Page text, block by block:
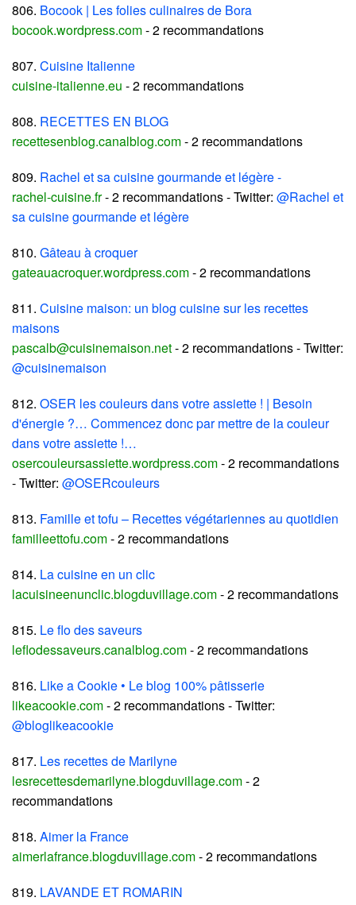
806. Bocook | Les folies culinaires de Bora
bocook.wordpress.com- 2 recommandations
807. Cuisine Italienne
cuisine-italienne.eu - 2 recommandations
808. RECETTES EN BLOG
recettesenblog.canalblog.com- 2 recommandations
809. Rachel et sa cuisine gourmande et légère -
rachel-cuisine.fr- 2 recommandations - Twitter: @Rachel et
sa cuisine gourmande et légère
810. Gâteau à croquer
gateauacroquer.wordpress.com- 2 recommandations
811. Cuisine maison: un blog cuisine sur les recettes
maisons
pascalb@cuisinemaison.net- 2 recommandations - Twitter:
@cuisinemaison
812. OSER les couleurs dans votre assiette ! | Besoin
d'énergie ?… Commencez donc par mettre de la couleur
dans votre assiette !…
osercouleursassiette.wordpress.com- 2 recommandations
- Twitter: @OSERcouleurs
813. Famille et tofu – Recettes végétariennes au quotidien
familleettofu.com- 2 recommandations
814. La cuisine en un clic
lacuisineenunclic.blogduvillage.com- 2 recommandations
815. Le flo des saveurs
leflodessaveurs.canalblog.com- 2 recommandations
816. Like a Cookie • Le blog 100% pâtisserie
likeacookie.com- 2 recommandations - Twitter:
@bloglikeacookie
817. Les recettes de Marilyne
lesrecettesdemarilyne.blogduvillage.com- 2
recommandations
818. Aimer la France
aimerlafrance.blogduvillage.com- 2 recommandations
819. LAVANDE ET ROMARIN